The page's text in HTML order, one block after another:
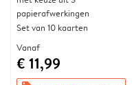
papierafwerkingen
Set van 10 kaarten
Vanaf
€ 11,99